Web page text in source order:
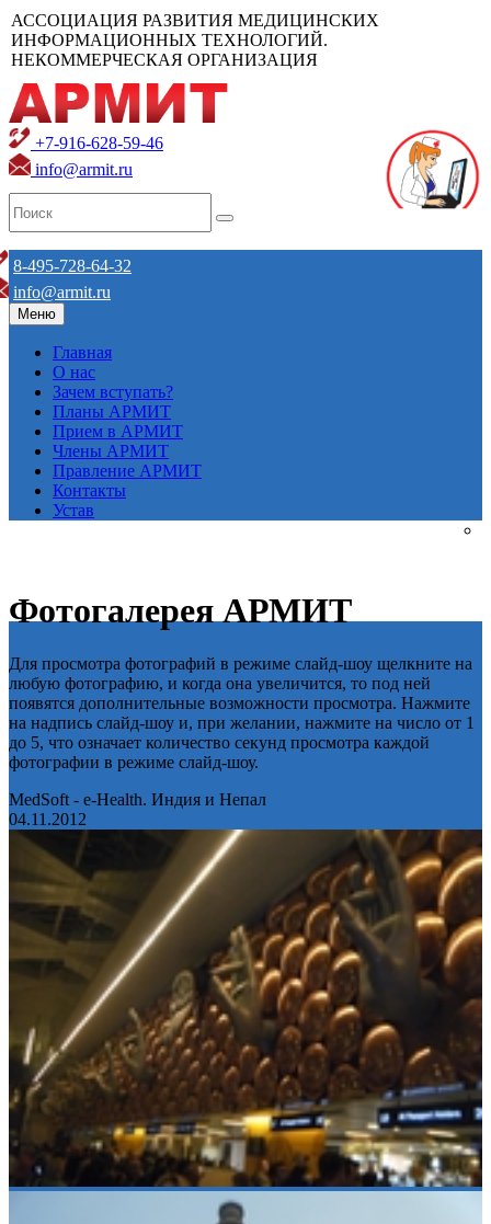
АССОЦИАЦИЯ РАЗВИТИЯ МЕДИЦИНСКИХ
ИНФОРМАЦИОННЫХ ТЕХНОЛОГИЙ.
НЕКОММЕРЧЕСКАЯ ОРГАНИЗАЦИЯ
+7-916-628-59-46
info@armit.ru
8-495-728-64-32
info@armit.ru
Меню
Главная
О нас
Зачем вступать?
Планы АРМИТ
Прием в АРМИТ
Члены АРМИТ
Правление АРМИТ
Контакты
Устав
Фотогалерея АРМИТ
Для просмотра фотографий в режиме слайд-шоу щелкните на
любую фотографию, и когда она увеличится, то под ней
появятся дополнительные возможности просмотра. Нажмите
на надпись слайд-шоу и, при желании, нажмите на число от 1
до 5, что означает количество секунд просмотра каждой
фотографии в режиме слайд-шоу.
MedSoft - e-Health. Индия и Непал
04.11.2012